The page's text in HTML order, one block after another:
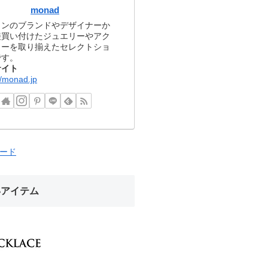
monad
ンのブランドやデザイナーか
買い付けたジュエリーやアク
を取り揃えたセレクトショ
。
ト
monad.jp
ド
イテム